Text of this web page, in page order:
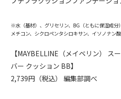
※水（基材）、グリセリン、BG（ともに保湿成分
メチコン、シクロペンタシロキサン、イソノナン
【MAYBELLINE（メイベリン） ス
バー クッション BB】
2,739円（税込） 編集部調べ